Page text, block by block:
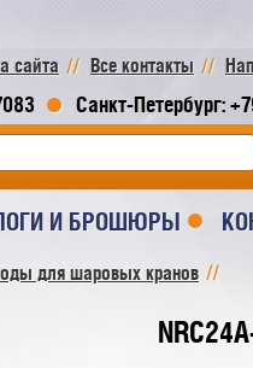
сайта
Все контакты
Санкт-Петербург:
И БРОШЮРЫ
для шаровых кранов